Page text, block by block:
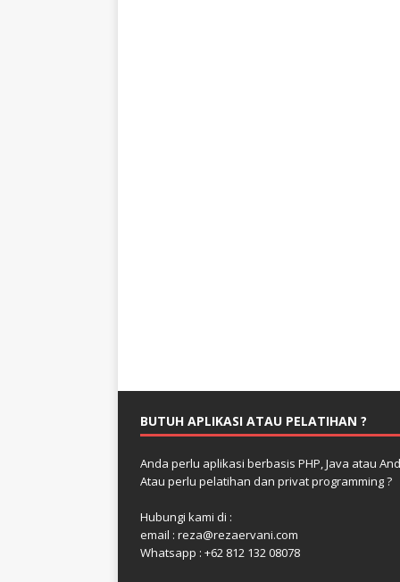
BUTUH APLIKASI ATAU PELATIHAN ?
Anda perlu aplikasi berbasis PHP, Java atau
Atau perlu pelatihan dan privat programming ?
Hubungi kami di :
email : reza@rezaervani.com
Whatsapp : +62 812 132 08078